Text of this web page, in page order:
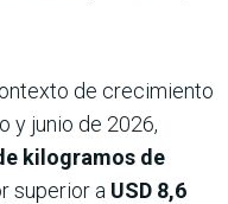
de crecimiento
y junio de 2026,
kilogramos de
superior a USD 8,6